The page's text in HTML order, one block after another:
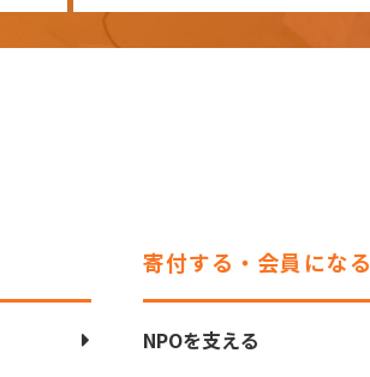
寄付する・会員になる
NPOを支える